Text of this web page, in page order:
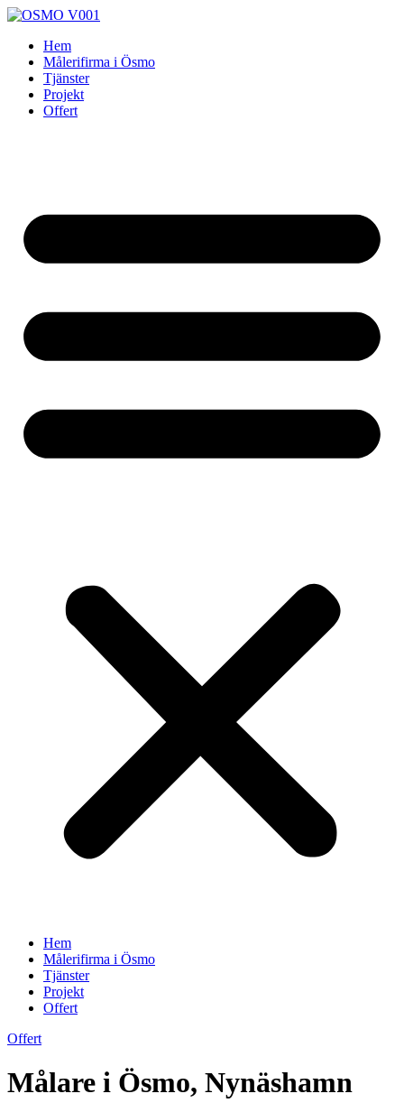
Skip
contentHem
Målerifirma i Ösmo
Tjänster
Projekt
Offert
Hem
Målerifirma i Ösmo
Tjänster
Projekt
Offert
Offert
Målare i Ösmo, Nynäshamn